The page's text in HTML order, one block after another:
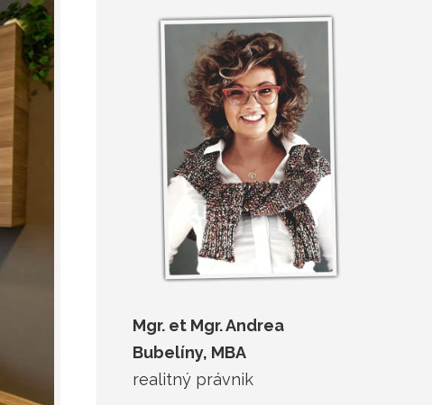
Mgr. et Mgr. Andrea
Bubelíny, MBA
realitný právnik